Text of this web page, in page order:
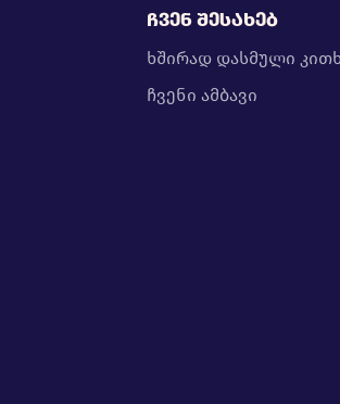
ჩვენ შესახებ
ხშირად დასმული
ჩვენი ამბავი